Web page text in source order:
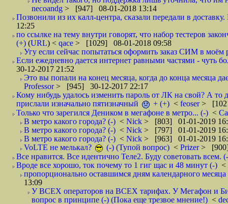
necoandg > [947] 08-01-2018 13:14
Позвонили из их калл-центра, сказали передали в
12:25
по ссылке на тему внутри говорят, что набор тестеров
(+) (URL) < qace > [1029] 08-01-2018 09:58
Угу если сейчас попытаться оформить заказ СИМ в моём
Если ежедневно дается интернет равными частями - чуть
30-12-2017 21:52
Это вы попали на конец месяца, когда до конца месяца
Professor> [945] 30-12-2017 22:17
Кому нибудь удалось изменить пароль от ЛК на свой? А то
прислали изначально пятизначный
+ (+) < feoser>
Только что зарегился Деником в мегафоне в метро... (-) <
В метро какого города? (-) < Nick > [803] 01-01-2019
В метро какого города? (-) < Nick > [797] 01-01-2019
В метро какого города? (-) < Nick > [963] 01-01-2019
VoLTE не мелькал?
(-) (Тупой вопрос) < Prizer>
Все нравится. Все идентично Теле2. Буду советовать всем.
Вроде все хорошо, ток почему то 1 гиг щас и 48 минут (-) <
пропорционально оставшимся дням календарного
13:09
У ВСЕХ операторов на ВСЕХ тарифах. У Мегафон и Би
вопрос в принципе (-) (Пока еще трезвое мнение!) <